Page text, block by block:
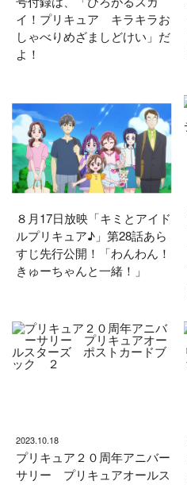
イ！プリキュア キラキラお
しゃべりめざましどけい」だ
よ！
８月17日放映「キミとアイド
ルプリキュア♪」第28話あら
すじ先行公開！「わんわん！
きゅーちゃんと一緒！」
2023.10.18
プリキュア２０周年アニバー
サリー プリキュアオールス